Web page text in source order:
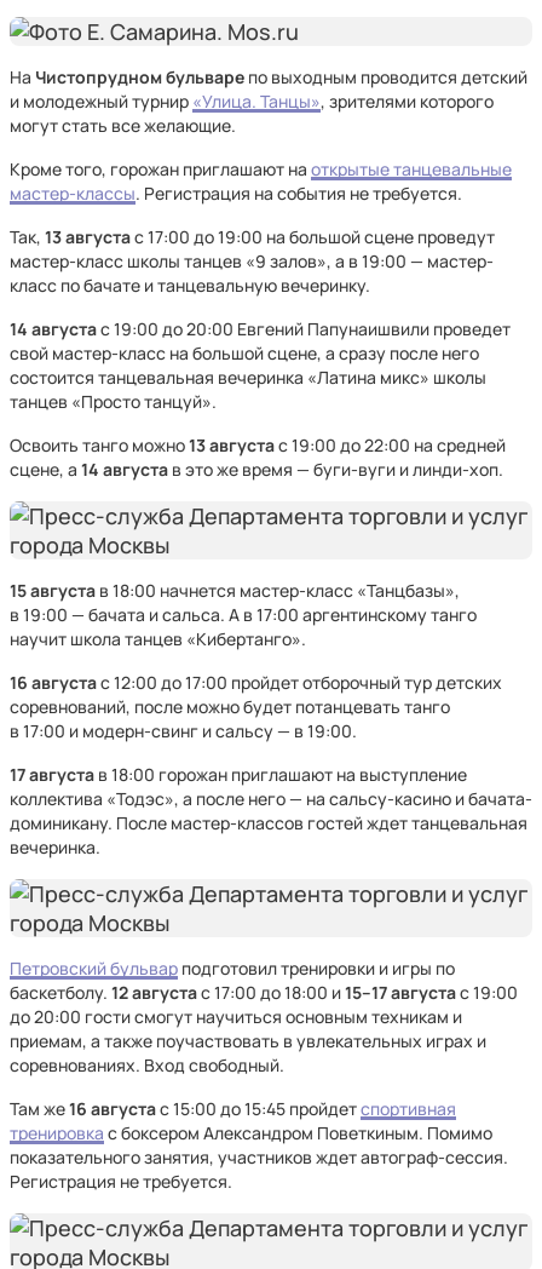
На Чистопрудном бульваре по выходным проводится детский
и молодежный турнир «Улица. Танцы», зрителями которого
могут стать все желающие.
Кроме того, горожан приглашают на открытые танцевальные
мастер-классы. Регистрация на события не требуется.
Так, 13 августас 17:00 до 19:00 на большой сцене проведут
мастер-класс школы танцев «9 залов», а в 19:00 — мастер-
класс по бачате и танцевальную вечеринку.
14 августас 19:00 до 20:00 Евгений Папунаишвили проведет
свой мастер-класс на большой сцене, а сразу после него
состоится танцевальная вечеринка «Латина микс» школы
танцев «Просто танцуй».
Освоить танго можно13 августас 19:00 до 22:00 на средней
сцене, а 14 августа в это же время — буги-вуги и линди-хоп.
15 августа в 18:00 начнется мастер-класс «Танцбазы»,
в 19:00 — бачата и сальса. А в 17:00 аргентинскому танго
научит школа танцев «Кибертанго».
16 августас 12:00 до 17:00 пройдет отборочный тур детских
соревнований, после можно будет потанцевать танго
в 17:00 и модерн-свинг и сальсу — в 19:00.
17 августа в 18:00 горожан приглашают на выступление
коллектива «Тодэс», а после него — на сальсу-касино и бачата-
доминикану. После мастер-классов гостей ждет танцевальная
вечеринка.
Петровский бульвар подготовил тренировки и игры по
баскетболу. 12 августас 17:00 до 18:00 и15–17 августас 19:00
до 20:00 гости смогут научиться основным техникам и
приемам, а также поучаствовать в увлекательных играх и
соревнованиях. Вход свободный.
Там же16 августас 15:00 до 15:45 пройдетспортивная
тренировка с боксером Александром Поветкиным. Помимо
показательного занятия, участников ждет автограф-сессия.
Регистрация не требуется.